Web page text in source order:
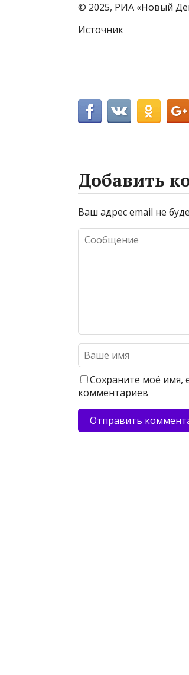
© 2025, РИА «Новый
Источник
Добавить
Ваш адрес email не
Сохраните моё имя,
комментариев